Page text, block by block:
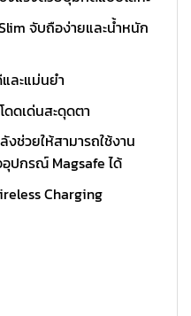
จับถือง่ายและน้ำหนัก
ละแม่นยำ
ดดเด่นสะดุดตา
ช่วยให้สามารถใช้งาน
ปกรณ์ Magsafe ได้
Charging